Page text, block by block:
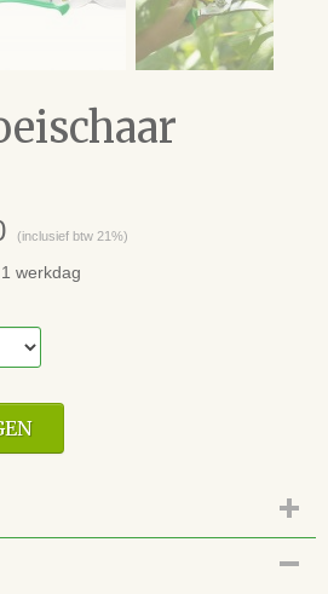
(inclusief btw 21%)
werkdag